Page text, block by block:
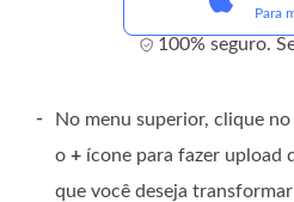
Para
100% seguro.
- No menu superior, clique
o + ícone para fazer upload
que você deseja